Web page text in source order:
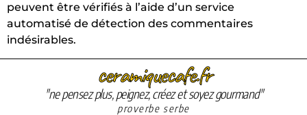
peuvent être vérifiés à l’aide d’un service
automatisé de détection des commentaires
indésirables.
ceramiquecafe.fr
"ne pensez plus, peignez, créez et soyez gourmand"
proverbe serbe